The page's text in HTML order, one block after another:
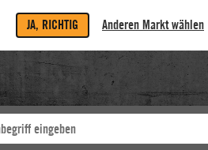
JA, RICHTIG Anderen Markt wählen